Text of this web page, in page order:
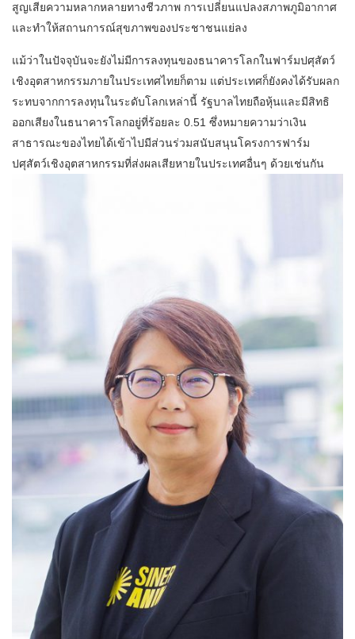
สูญเสียความหลากหลายทางชีวภาพ การเปลี่ยนแปลงสภาพภูมิอากาศ
และทำให้สถานการณ์สุขภาพของประชาชนแย่ลง
แม้ว่าในปัจจุบันจะยังไม่มีการลงทุนของธนาคารโลกในฟาร์มปศุสัตว์
เชิงอุตสาหกรรมภายในประเทศไทยก็ตาม แต่ประเทศก็ยังคงได้รับผลก
ระทบจากการลงทุนในระดับโลกเหล่านี้ รัฐบาลไทยถือหุ้นและมีสิทธิ
ออกเสียงในธนาคารโลกอยู่ที่ร้อยละ 0.51 ซึ่งหมายความว่าเงิน
สาธารณะของไทยได้เข้าไปมีส่วนร่วมสนับสนุนโครงการฟาร์ม
ปศุสัตว์เชิงอุตสาหกรรมที่ส่งผลเสียหายในประเทศอื่นๆ ด้วยเช่นกัน